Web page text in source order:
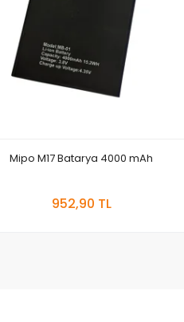
Mipo M17 Batarya 4000 mAh
952,90 TL